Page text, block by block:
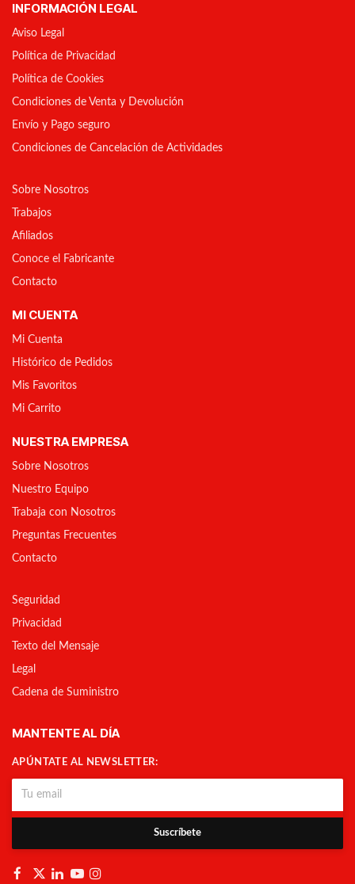
INFORMACIÓN LEGAL
Aviso Legal
Política de Privacidad
Política de Cookies
Condiciones de Venta y Devolución
Envío y Pago seguro
Condiciones de Cancelación de Actividades
Sobre Nosotros
Trabajos
Afiliados
Conoce el Fabricante
Contacto
MI CUENTA
Mi Cuenta
Histórico de Pedidos
Mis Favoritos
Mi Carrito
NUESTRA EMPRESA
Sobre Nosotros
Nuestro Equipo
Trabaja con Nosotros
Preguntas Frecuentes
Contacto
Seguridad
Privacidad
Texto del Mensaje
Legal
Cadena de Suministro
MANTENTE AL DÍA
APÚNTATE AL NEWSLETTER:
Suscríbete